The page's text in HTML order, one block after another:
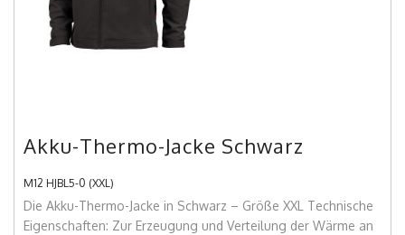
Akku-Thermo-Jacke Schwarz
M12 HJBL5-0 (XXL)
Die Akku-Thermo-Jacke in Schwarz – Größe XXL Technische
Eigenschaften: Zur Erzeugung und Verteilung der Wärme an